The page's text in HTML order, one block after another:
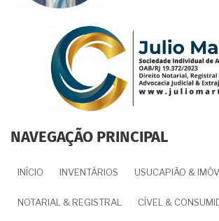
NAVEGAÇÃO PRINCIPAL
INÍCIO INVENTÁRIOS USUCAPIÃO &
NOTARIAL & REGISTRAL CÍVEL &